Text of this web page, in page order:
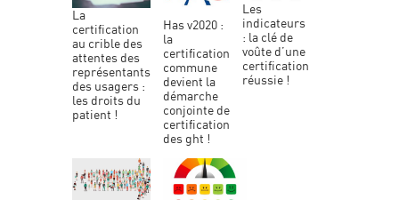
la
certification
au crible des
attentes des
représentants
des usagers :
les droits du
patient !
has v2020 :
la
certification
commune
devient la
démarche
conjointe de
certification
des ght !
les
indicateurs
: la clé de
voûte d’une
certification
réussie !